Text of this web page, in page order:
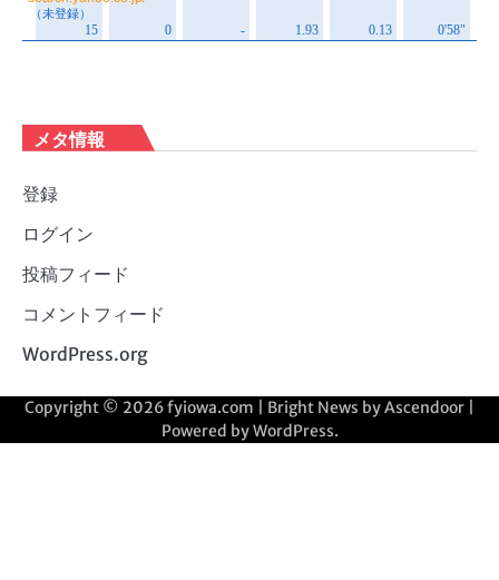
メタ情報
登録
ログイン
投稿フィード
コメントフィード
WordPress.org
Copyright © 2026fyiowa.com | Bright News byAscendoor
Powered byWordPress.